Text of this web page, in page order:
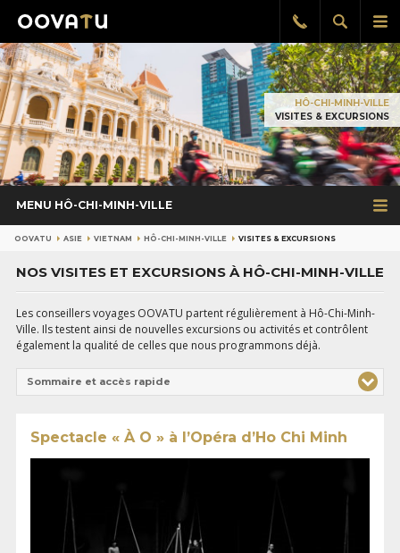
le
Afficher
la
Rappel
gratuit
HÔ-CHI-MINH-VILLE
VISITES & EXCURSIONS
MENU HÔ-CHI-MINH-VILLE
OOVATU ASIE VIETNAM HÔ-CHI-MINH-VILLE VISITES & EXCURSIONS
NOS VISITES ET EXCURSIONS À HÔ-CHI-MINH-VILLE
Les conseillers voyages OOVATU partent régulièrement à Hô-Chi-Minh-
Ville. Ils testent ainsi de nouvelles excursions ou activités et contrôlent
également la qualité de celles que nous programmons déjà.
Sommaire et accès rapide
Spectacle « À O » à l’Opéra d’Ho Chi Minh